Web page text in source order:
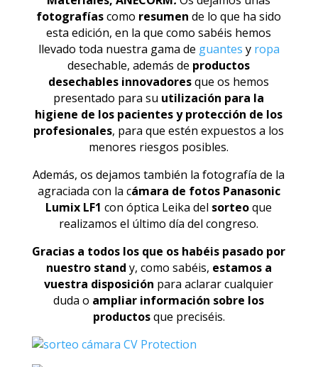
fotografíascomo resumen de lo que ha sido
esta edición, en la que como sabéis hemos
llevado toda nuestra gama de guantes y ropa
desechable, además de productos
desechables innovadoresque os hemos
presentado para su utilización para la
higiene de los pacientes y protección de los
profesionales, para que estén expuestos a los
menores riesgos posibles.
Además, os dejamos también la fotografía de la
agraciada con la cámara de fotos Panasonic
Lumix LF1 con óptica Leika del sorteoque
realizamos el último día del congreso.
Gracias a todos los que os habéis pasado por
nuestro stand y, como sabéis, estamos a
vuestra disposición para aclarar cualquier
duda o ampliar información sobre los
productosque preciséis.